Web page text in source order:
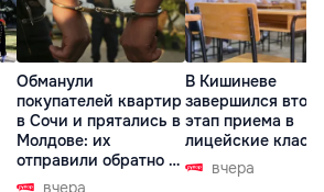
Обманули
покупателей квартир
в Сочи и прятались в
Молдове: их
отправили обратно в
РФ вчера
В Кишиневе
завершился
этап приема в
лицейские
вчера